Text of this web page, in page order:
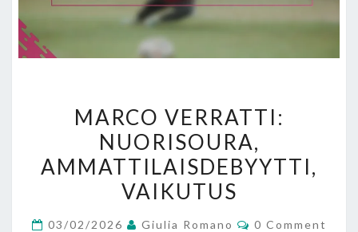
VERRATTI:
NUORISOURA,
AMMATTILAISDEBYYTTI,
VAIKUTUS
MARCO VERRATTI:
NUORISOURA,
AMMATTILAISDEBYYTTI,
VAIKUTUS
03/02/2026 Giulia Romano Comments
0 Comment